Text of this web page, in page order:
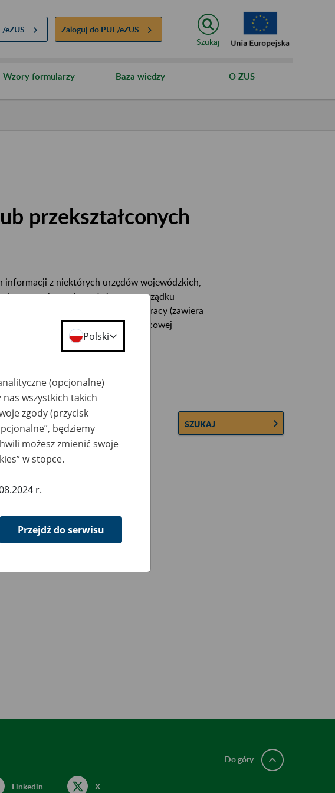
eZUS Zaloguj do PUE/eZUS
Szukaj
Wzory formularzy Baza wiedzy O ZUS
przekształconych
informacji z niektórych urzędów wojewódzkich,
zawiera ułożone w porządku
przekształconych zakładów pracy (zawiera
osobowej lub osobowej i płacowej
poniżej.
SZUKAJ
Linkedin X
Do góry
Polski
(opcjonalne)
wszystkich takich
zgody (przycisk
będziemy
możesz zmienić swoje
w stopce.
r.
Przejdź do serwisu